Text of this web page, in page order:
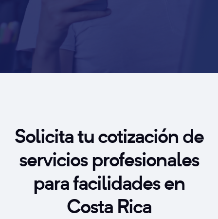
Solicita tu cotización de
servicios profesionales
para facilidades en
Costa Rica